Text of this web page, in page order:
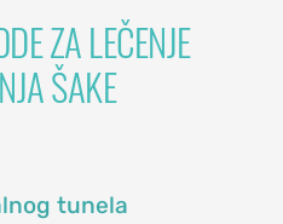
ZA LEČENJE
ŠAKE
tunela